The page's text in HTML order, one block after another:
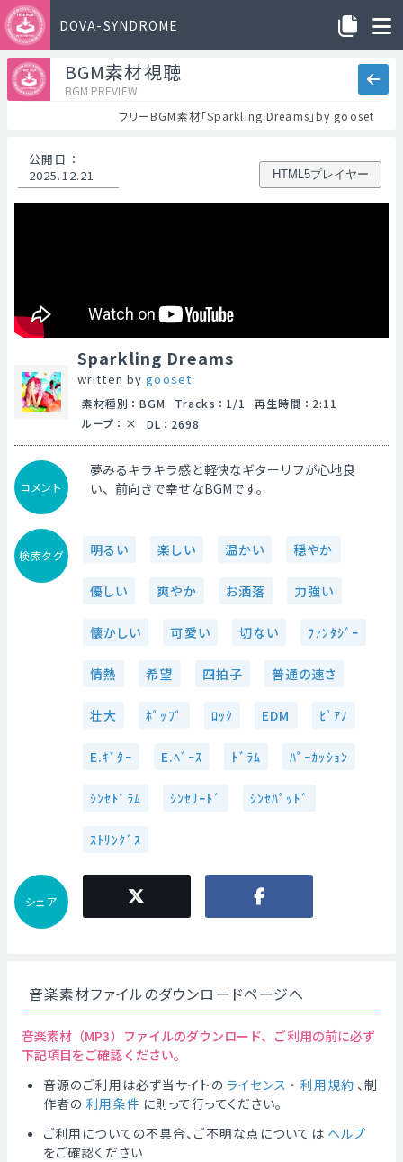
DOVA-SYNDROME
BGM素材視聴
BGM PREVIEW
フリーBGM素材「Sparkling Dreams」by gooset
公開日 ：
2025.12.21
HTML5プレイヤー
Sparkling Dreams
written bygooset
素材種別 ： BGM Tracks ： 1/1 再生時間 ： 2:11
ループ ： DL ： 2698
コメント
夢みるキラキラ感と軽快なギターリフが心地良
い、前向きで幸せなBGMです。
検索タグ 明るい 楽しい 温かい 穏やか
優しい 爽やか お洒落 力強い
懐かしい 可愛い 切ない ﾌｧﾝﾀｼﾞｰ
情熱 希望 四拍子 普通の速さ
壮大 ﾎﾟｯﾌﾟ ﾛｯｸ EDM ﾋﾟｱﾉ
E.ｷﾞﾀｰ E.ﾍﾞｰｽ ﾄﾞﾗﾑ ﾊﾟｰｶｯｼｮﾝ
ｼﾝｾﾄﾞﾗﾑ ｼﾝｾﾘｰﾄﾞ ｼﾝｾﾊﾟｯﾄﾞ
ｽﾄﾘﾝｸﾞｽ
シェア
音楽素材ファイルのダウンロードページへ
音楽素材（MP3）ファイルのダウンロード、ご利用の前に必ず
下記項目をご確認ください。
音源のご利用は必ず当サイトの ライセンス ・ 利用規約 、制
作者の 利用条件 に則って行ってください。
ご利用についての不具合、ご不明な点については ヘルプ
をご確認ください